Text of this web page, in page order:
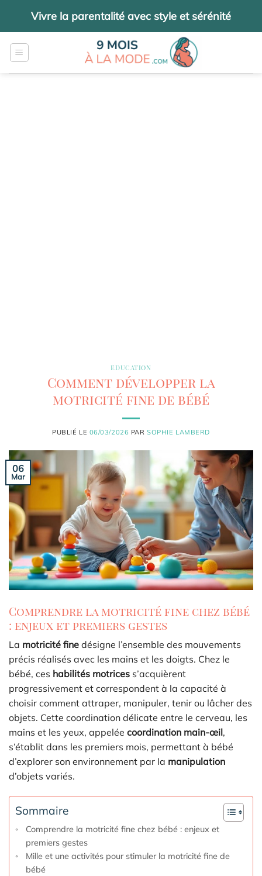
contenu
Vivre la parentalité avec style et sérénité
EDUCATION
Comment développer la
motricité fine de bébé
PUBLIÉ LE 06/03/2026 PARSOPHIE LAMBERD
06
Mar
Comprendre la motricité fine chez bébé
: enjeux et premiers gestes
La motricité fine désigne l’ensemble des mouvements
précis réalisés avec les mains et les doigts. Chez le
bébé, ces habilités motrices s’acquièrent
progressivement et correspondent à la capacité à
choisir comment attraper, manipuler, tenir ou lâcher des
objets. Cette coordination délicate entre le cerveau, les
mains et les yeux, appelée coordination main-œil,
s’établit dans les premiers mois, permettant à bébé
d’explorer son environnement par la manipulation
d’objets variés.
Sommaire
Comprendre la motricité fine chez bébé : enjeux et
premiers gestes
Mille et une activités pour stimuler la motricité fine de
bébé